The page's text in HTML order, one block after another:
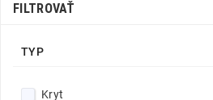
FILTROVAŤ
TYP
Kryt